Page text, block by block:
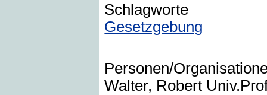
Schlagworte
Gesetzgebung
Personen/
Walter, Robert